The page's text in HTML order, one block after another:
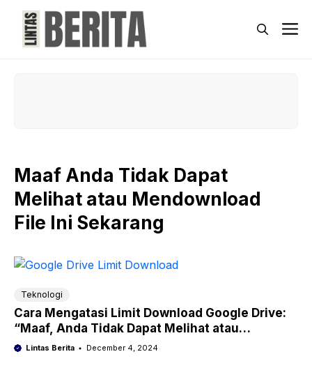
content
Maaf Anda Tidak Dapat
Melihat atau Mendownload
File Ini Sekarang
Teknologi
Cara Mengatasi Limit Download Google Drive:
“Maaf, Anda Tidak Dapat Melihat atau
Mendownload File Ini Sekarang”
Lintas Berita December 4, 2024